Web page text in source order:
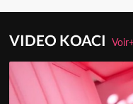
VIDEO KOACI